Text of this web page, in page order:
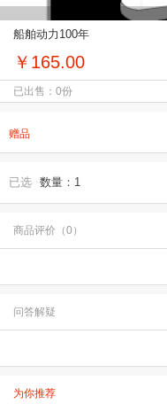
船舶动力100年
￥165.00
已出售：0份
赠品
已选 数量：1
商品评价（0）
问答解疑
为你推荐